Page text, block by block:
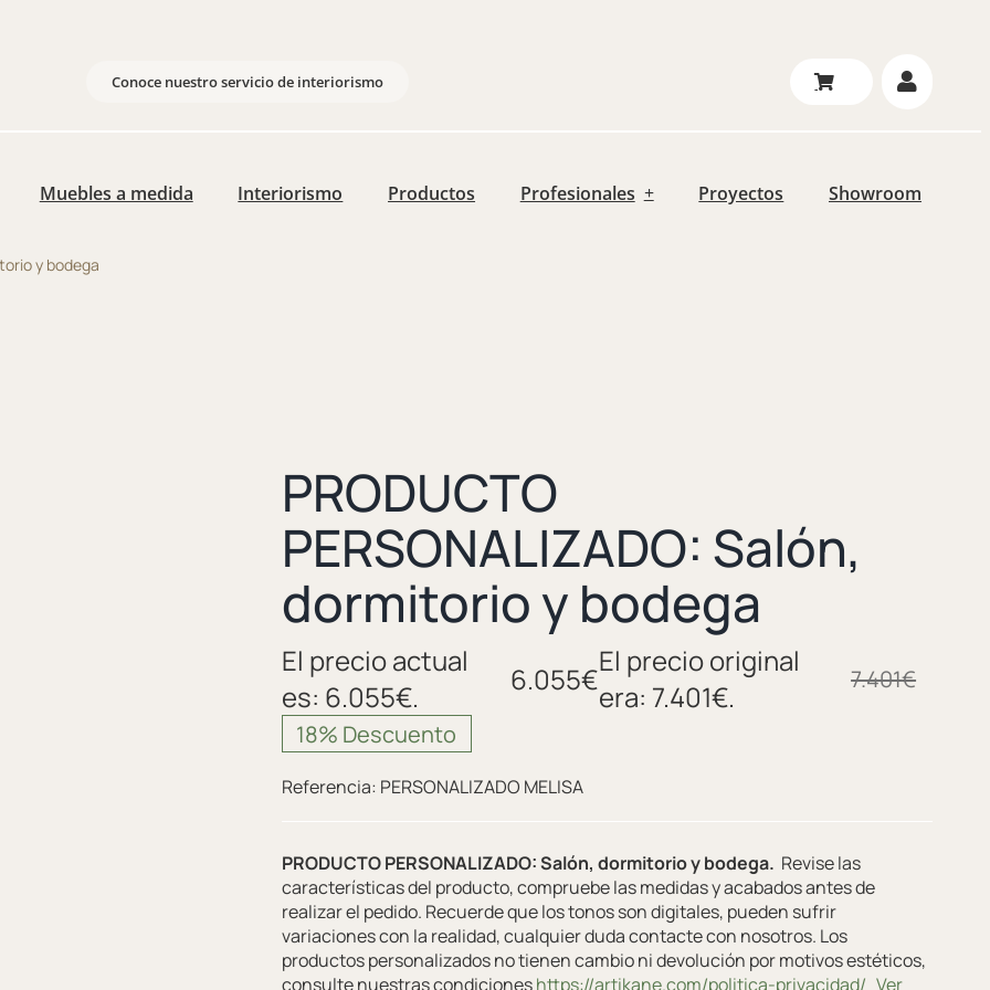
Conoce nuestro servicio de interiorismo
Muebles a medida Interiorismo Productos Profesionales Proyectos Showroom
y bodega
PRODUCTO
PERSONALIZADO: Salón,
dormitorio y bodega
7.401€
El precio original
era: 7.401€.
6.055€
El precio actual
es: 6.055€.
18% Descuento
Referencia: PERSONALIZADO MELISA
PRODUCTO PERSONALIZADO: Salón, dormitorio y bodega. Revise las
características del producto, compruebe las medidas y acabados antes de
realizar el pedido. Recuerde que los tonos son digitales, pueden sufrir
variaciones con la realidad, cualquier duda contacte con nosotros. Los
productos personalizados no tienen cambio ni devolución por motivos estéticos,
consulte nuestras condicioneshttps://artikane.com/politica-privacidad/ Ver